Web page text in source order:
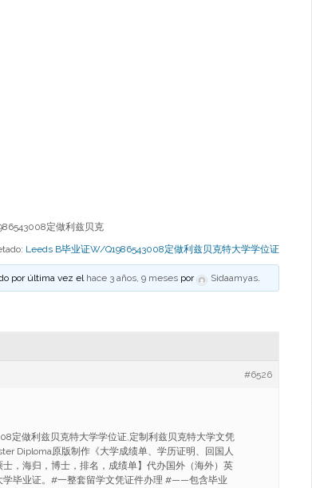
定做利兹贝克
Leeds B毕业证W/Q1986543008定做利兹贝克特大学学位证
por última vez el hace 3 años, 9 meses por Sidaamyas.
#6526
定做利兹贝克特大学学位证,定制利兹贝克特大学文凭
Diploma原版制作《大学成绩单、学历证明、回国人
，海归，博士，排名，成绩单】代办国外（海外）英
学毕业证。#一整套留学文凭证件办理 #——包含毕业